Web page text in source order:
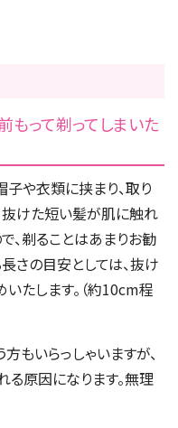
もって剃ってしまいた
子や衣類に挟まり、取り
抜けた短い髪が肌に触れ
、剃ることはあまりお勧
さの目安としては、抜け
たします。（約10cm程
もいらっしゃいますが、
原因になります。無理